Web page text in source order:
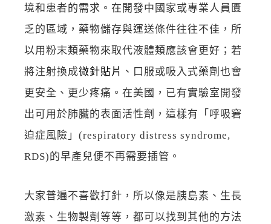
境和患者的需求。在開發中國家或專業人員匱
乏的區域，藥物儲存與運送條件往往不佳，所
以用粉末類藥物來取代液體類應該會更好；若
將注射換成微針貼片 、口服或吸入式藥劑也會
更安全、更少疼痛。在美國，已有實驗室開發
出可用於肺臟的表面活性劑，這樣有「呼吸窘
迫症風險」(respiratory distress syndrome,
RDS)的早產兒便不再需要插管。
大家普遍不喜歡打針，所以像是胰島素、生長
激素、生物製劑等等，都可以找到其他的方法